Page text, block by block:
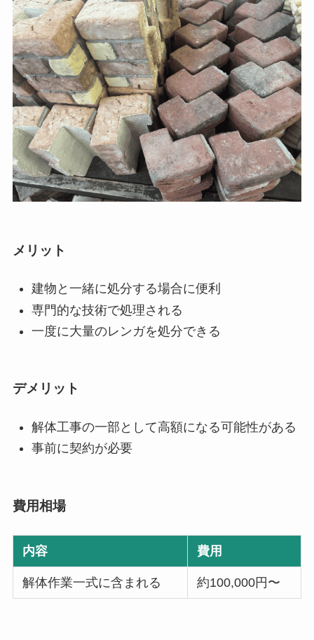
メリット
建物と一緒に処分する場合に便利
専門的な技術で処理される
一度に大量のレンガを処分できる
デメリット
解体工事の一部として高額になる可能性がある
事前に契約が必要
費用相場
内容 費用
解体作業一式に含まれる 約100,000円〜